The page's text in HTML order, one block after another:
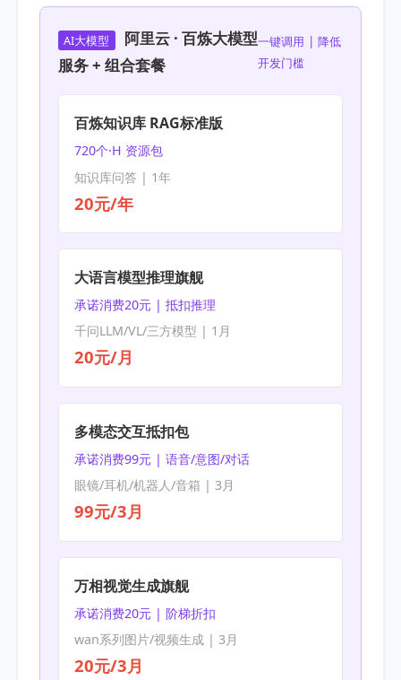
AI大模型
阿里云 · 百炼大模型
服务 + 组合套餐
一键调用 | 降低
开发门槛
百炼知识库 RAG标准版
720个·H 资源包
知识库问答 | 1年
20元/年
大语言模型推理旗舰
承诺消费20元 | 抵扣推理
千问LLM/VL/三方模型 | 1月
20元/月
多模态交互抵扣包
承诺消费99元 | 语音/意图/对话
眼镜/耳机/机器人/音箱 | 3月
99元/3月
万相视觉生成旗舰
承诺消费20元 | 阶梯折扣
wan系列图片/视频生成 | 3月
20元/3月